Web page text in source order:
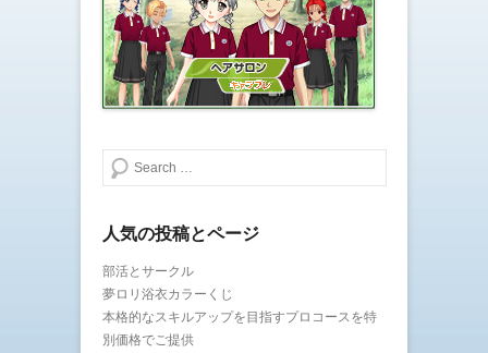
検索する
人気の投稿とページ
部活とサークル
夢ロリ浴衣カラーくじ
本格的なスキルアップを目指すプロコースを特
別価格でご提供